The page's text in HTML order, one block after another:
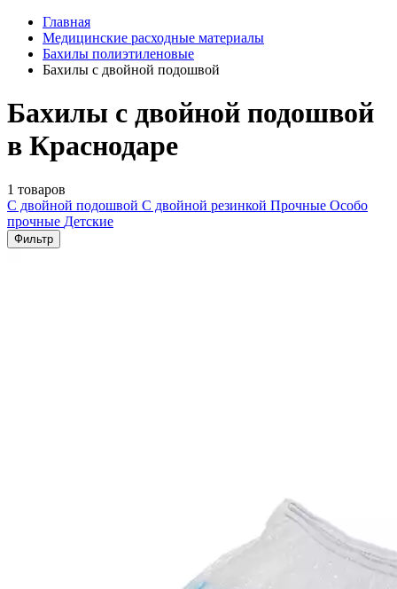
Главная
Медицинские расходные материалы
Бахилы полиэтиленовые
Бахилы с двойной подошвой
Бахилы с двойной подошвой
в Краснодаре
1 товаров
С двойной подошвой С двойной резинкой Прочные Особо
прочные Детские
Фильтр